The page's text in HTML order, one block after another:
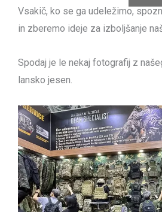
Vsakič, ko se ga udeležimo,
in zberemo ideje za izboljšanje
Spodaj je le nekaj fotografij z
lansko jesen.